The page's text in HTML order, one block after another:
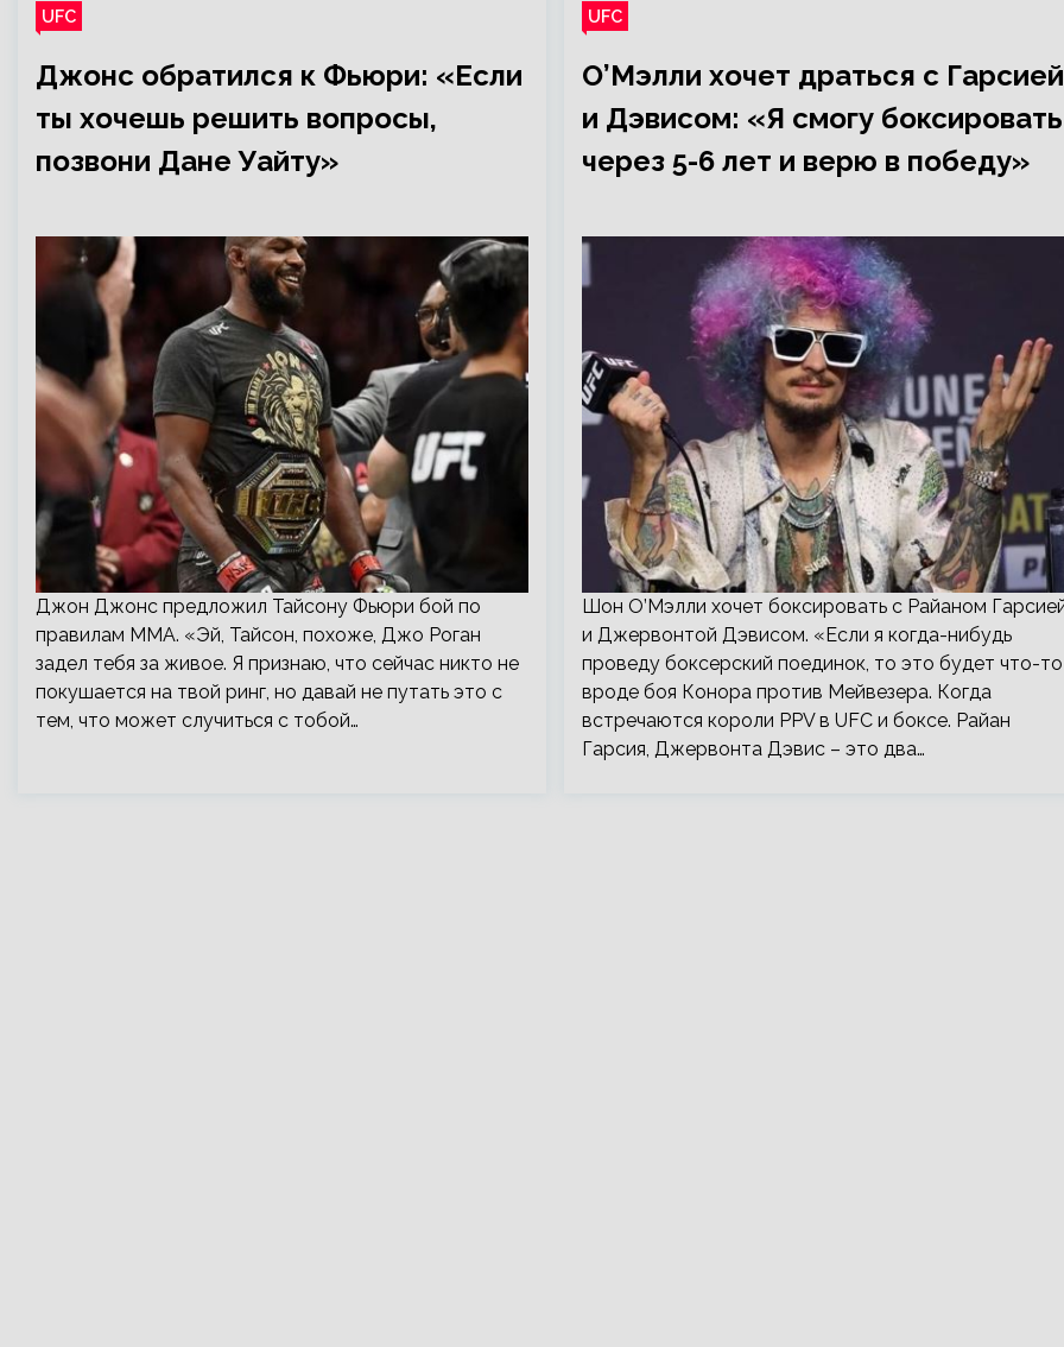
UFC
Джонс обратился к Фьюри: «Если
ты хочешь решить вопросы,
позвони Дане Уайту»
Джон Джонс предложил Тайсону Фьюри бой по
правилам ММА. «Эй, Тайсон, похоже, Джо Роган
задел тебя за живое. Я признаю, что сейчас никто не
покушается на твой ринг, но давай не путать это с
тем, что может случиться с тобой…
UFC
О’Мэлли хочет драться с Гарсией
и Дэвисом: «Я смогу боксировать
через 5-6 лет и верю в победу»
Шон О’Мэлли хочет боксировать с Райаном
и Джервонтой Дэвисом. «Если я когда-нибудь
проведу боксерский поединок, то это будет что-то
вроде боя Конора против Мейвезера. Когда
встречаются короли PPV в UFC и боксе. Райан
Гарсия, Джервонта Дэвис – это два…